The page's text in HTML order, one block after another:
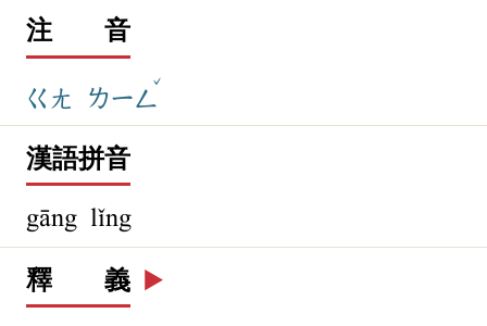
注 音
ㄍㄤ ㄌㄧㄥ
ˇ
漢語拼音
gāng lǐng
釋 義 ▶️